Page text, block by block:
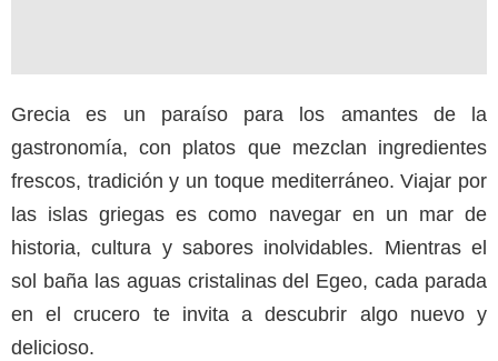
Grecia es un paraíso para los amantes de la
gastronomía, con platos que mezclan ingredientes
frescos, tradición y un toque mediterráneo. Viajar por
las islas griegas es como navegar en un mar de
historia, cultura y sabores inolvidables. Mientras el
sol baña las aguas cristalinas del Egeo, cada parada
en el crucero te invita a descubrir algo nuevo y
delicioso.